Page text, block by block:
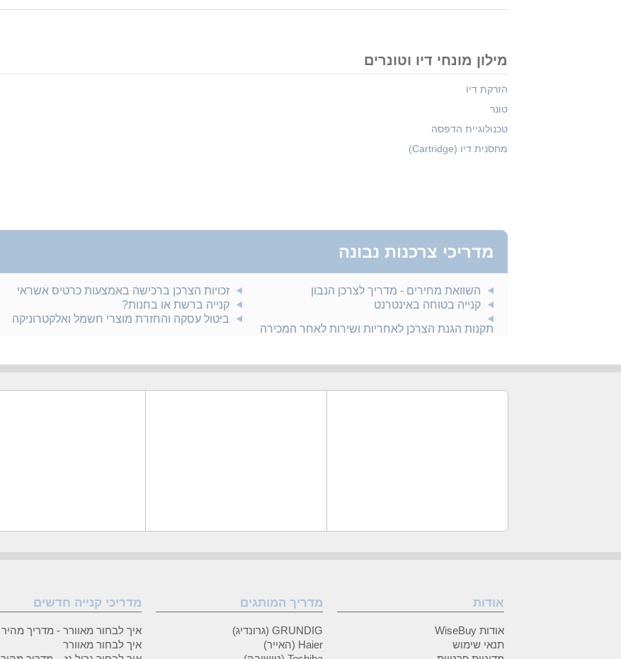
מילון מונחי דיו וטונרים
הזרקת דיו
טונר
טכנולוגיית הדפסה
מחסנית דיו (Cartridge)
מדריכי צרכנות נבונה
השוואת מחירים - מדריך לצרכן הנבון
קנייה בטוחה באינטרנט
תקנות הגנת הצרכן לאחריות ושירות לאחר המכירה
זכויות הצרכן ברכישה באמצעות כרטיס אשראי
קנייה ברשת או בחנות?
ביטול עסקה והחזרת מוצרי חשמל ואלקטרוניקה
אודות
אודות WiseBuy
תנאי שימוש
מדריך המותגים
GRUNDIG (גרונדיג)
Haier (האייר)
מדריכי קנייה חדשים
איך לבחור מאוורר - מדריך מהיר
איך לבחור מאוורר